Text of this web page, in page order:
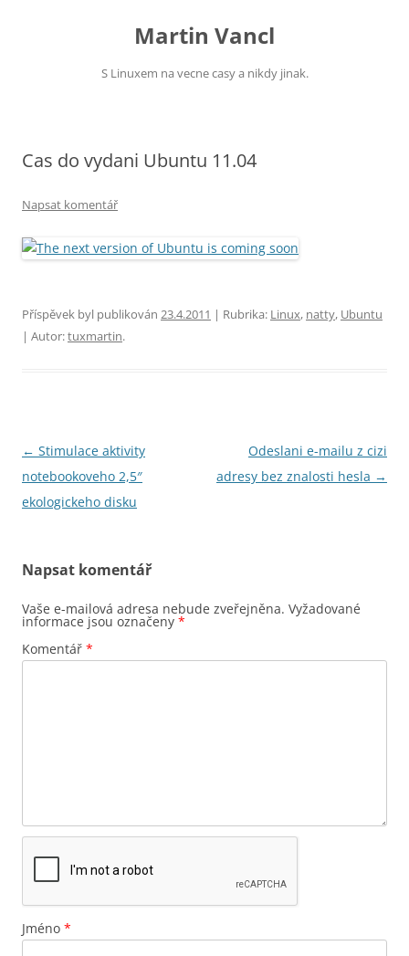
Martin Vancl
S Linuxem na vecne casy a nikdy jinak.
Cas do vydani Ubuntu 11.04
Napsat komentář
Příspěvek byl publikován 23.4.2011 | Rubrika: Linux, natty, Ubuntu
| Autor:tuxmartin.
Navigace
pro
příspěvky
← Stimulace aktivity
notebookoveho 2,5″
ekologickeho disku
Odeslani e-mailu z cizi
adresy bez znalosti hesla →
Napsat komentář
Vaše e-mailová adresa nebude zveřejněna. Vyžadované
informace jsou označeny *
Komentář *
Jméno *